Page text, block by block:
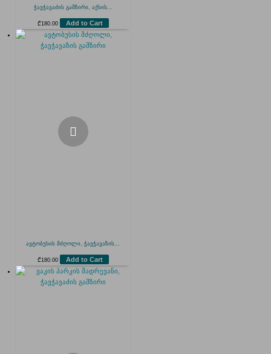
ჭავჭავაძის გამზირი, აქსის...
₾ 180.00 Add to Cart
ავტობუსის მძღოლი, ჭავჭავაზის...
₾ 180.00 Add to Cart